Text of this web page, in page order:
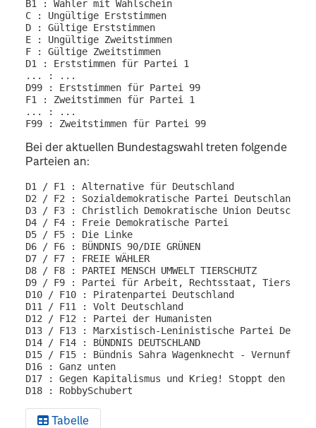
B1 : Wähler mit Wahlschein
C : Ungültige Erststimmen
D : Gültige Erststimmen
E : Ungültige Zweitstimmen
F : Gültige Zweitstimmen
D1 : Erststimmen für Partei 1
... : ...
D99 : Erststimmen für Partei 99
F1 : Zweitstimmen für Partei 1
... : ...
Bei der aktuellen Bundestagswahl treten folgende
Parteien an:
D1 / F1 : Alternative für Deutschland
D2 / F2 : Sozialdemokratische Partei Deutschlands
D3 / F3 : Christlich Demokratische Union
D4 / F4 : Freie Demokratische Partei
D5 / F5 : Die Linke
D6 / F6 : BÜNDNIS 90/DIE GRÜNEN
D7 / F7 : FREIE WÄHLER
D8 / F8 : PARTEI MENSCH UMWELT TIERSCHUTZ
D9 / F9 : Partei für Arbeit, Rechtsstaat,
D10 / F10 : Piratenpartei Deutschland
D11 / F11 : Volt Deutschland
D12 / F12 : Partei der Humanisten
D13 / F13 : Marxistisch-Leninistische Partei
D14 / F14 : BÜNDNIS DEUTSCHLAND
D15 / F15 : Bündnis Sahra Wagenknecht - Vernunft
D16 : Ganz unten
D17 : Gegen Kapitalismus und Krieg! Stoppt den
Tabelle